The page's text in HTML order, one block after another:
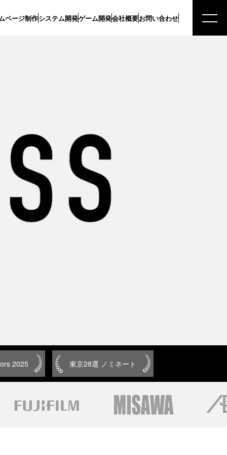
ページ制作システム開発ゲーム開発会社概要お問い合わせ
2025 東京28選 ノミネート